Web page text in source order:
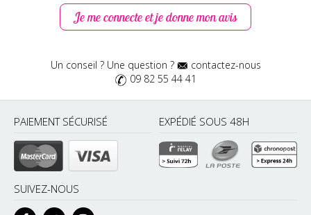
Publié le 01/12/2022
J'aime beaucoup les couleurs qui s'assemblent vraiment bien,
faire un cadeau et vraiment très beau !
Je me connecte et je donne mon avis
Un conseil ? Une question ?
contactez-nous
09 82 55 44 41
PAIEMENT SÉCURISÉ EXPÉDIÉ SOUS 48H
SUIVEZ-NOUS